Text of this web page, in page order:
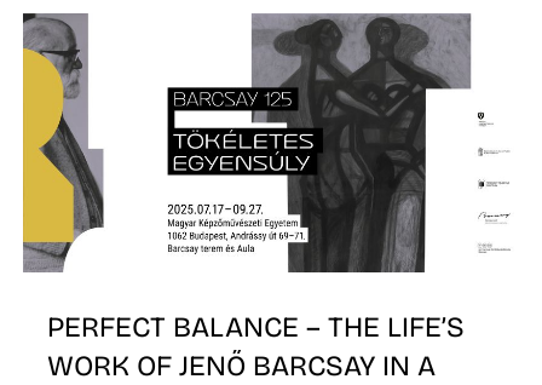
PERFECT BALANCE – THE LIFE’S
WORK OF JENŐ BARCSAY IN A